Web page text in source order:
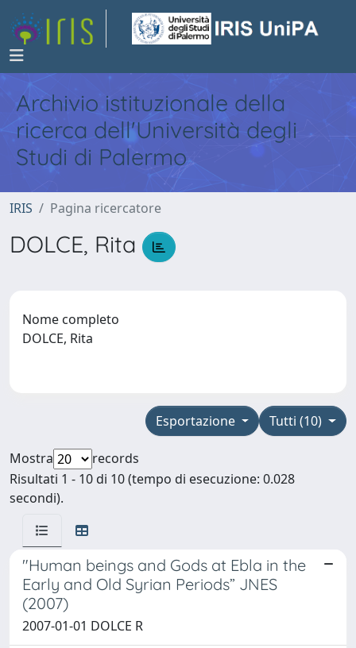
Archivio istituzionale della
ricerca dell'Università degli
Studi di Palermo
IRIS Pagina ricercatore
DOLCE, Rita
Nome completo
DOLCE, Rita
Tutti (10)
Esportazione
Mostra
records
Risultati 1 - 10 di 10 (tempo di esecuzione: 0.028
secondi).
"Human beings and Gods at Ebla in the
Early and Old Syrian Periods” JNES
(2007)
2007-01-01 DOLCE R